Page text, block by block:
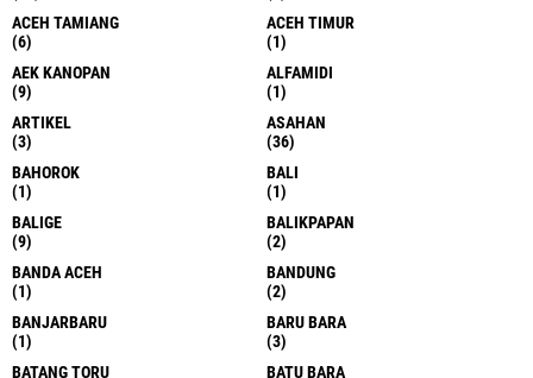
ACEH TAMIANG
(6)
ACEH TIMUR
(1)
AEK KANOPAN
(9)
ALFAMIDI
(1)
ARTIKEL
(3)
ASAHAN
(36)
BAHOROK
(1)
BALI
(1)
BALIGE
(9)
BALIKPAPAN
(2)
BANDA ACEH
(1)
BANDUNG
(2)
BANJARBARU
(1)
BARU BARA
(3)
BATANG TORU
BATU BARA